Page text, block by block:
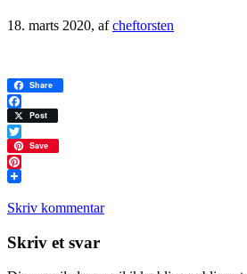
18. marts 2020, afcheftorsten
Share
Facebook
Post
Twitter
Save
Pinterest
Skriv kommentar
Læserinteraktioner
Skriv et svar